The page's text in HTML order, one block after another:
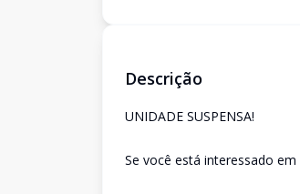
Descrição
UNIDADE SUSPENSA!
Se você está interessado